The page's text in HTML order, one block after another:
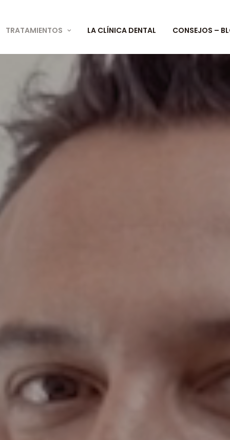
TRATAMIENTOS LA CLÍNICA DENTAL CONSEJOS –